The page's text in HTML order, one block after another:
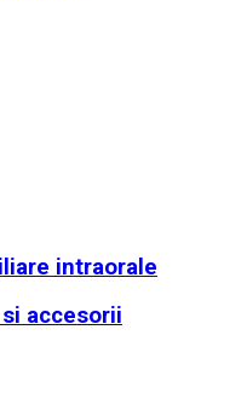
intraorale
accesorii